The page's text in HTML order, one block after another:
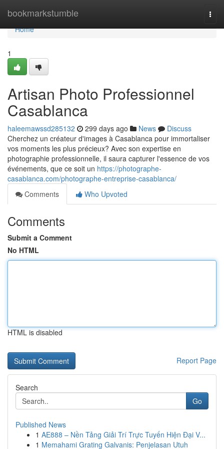
bookmarkstumble
Home
Home
1
Artisan Photo Professionnel
Casablanca
haleemawssd285132 299 days ago News
Discuss
Cherchez un créateur d'images à Casablanca pour immortaliser
vos moments les plus précieux? Avec son expertise en
photographie professionnelle, il saura capturer l'essence de vos
événements, que ce soit un https://photographe-
casablanca.com/photographe-entreprise-casablanca/
Comments
Who Upvoted
Comments
Submit a Comment
No HTML
HTML is disabled
Report Page
Search
Go
Published News
1 AE888 – Nền Tảng Giải Trí Trực Tuyến Hiện Đại V...
1 Memahami Grating Galvanis: Penjelasan Utuh